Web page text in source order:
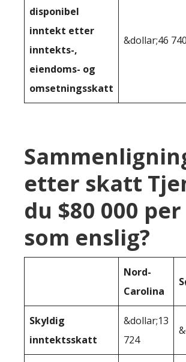
disponibel
inntekt etter
inntekts-,
eiendoms- og
omsetningsskatt
&dollar;46 740
etter skatt
du $80 000
som enslig?
Nord-
Carolina
Skyldig
inntektsskatt
&dollar;13
724